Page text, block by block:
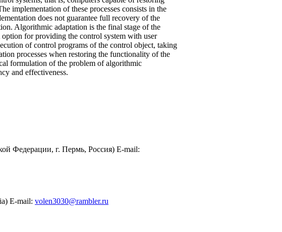
implementation of these processes consists in the
does not guarantee full recovery of the
Algorithmic adaptation is the final stage of the
for providing the control system with user
of control programs of the control object, taking
processes when restoring the functionality of the
formulation of the problem of algorithmic
and effectiveness.
Федерации, г. Пермь, Россия) E-mail:
E-mail: volen3030@rambler.ru